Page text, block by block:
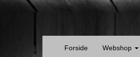
Forside Webshop